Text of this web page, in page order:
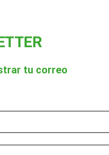
tu correo